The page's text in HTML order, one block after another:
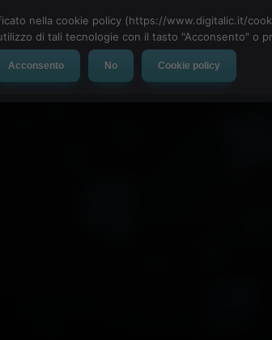
Network App Automotive Tech-News
nella cookie policy (https://www.digitalic.it/
di tali tecnologie con il tasto "Acconsento" o
Acconsento No Cookie policy